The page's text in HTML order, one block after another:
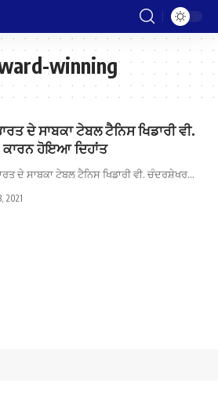
winning
ਦੇ ਸਾਬਕਾ ਟੇਬਲ ਟੈਨਿਸ ਖਿਡਾਰੀ ਵੀ.
ਕਾਰਨ ਹੋਇਆ ਦਿਹਾਂਤ
ਦੇ ਸਾਬਕਾ ਟੇਬਲ ਟੈਨਿਸ ਖਿਡਾਰੀ ਵੀ. ਚੰਦਰਸ਼ੇਖਰ…
2021